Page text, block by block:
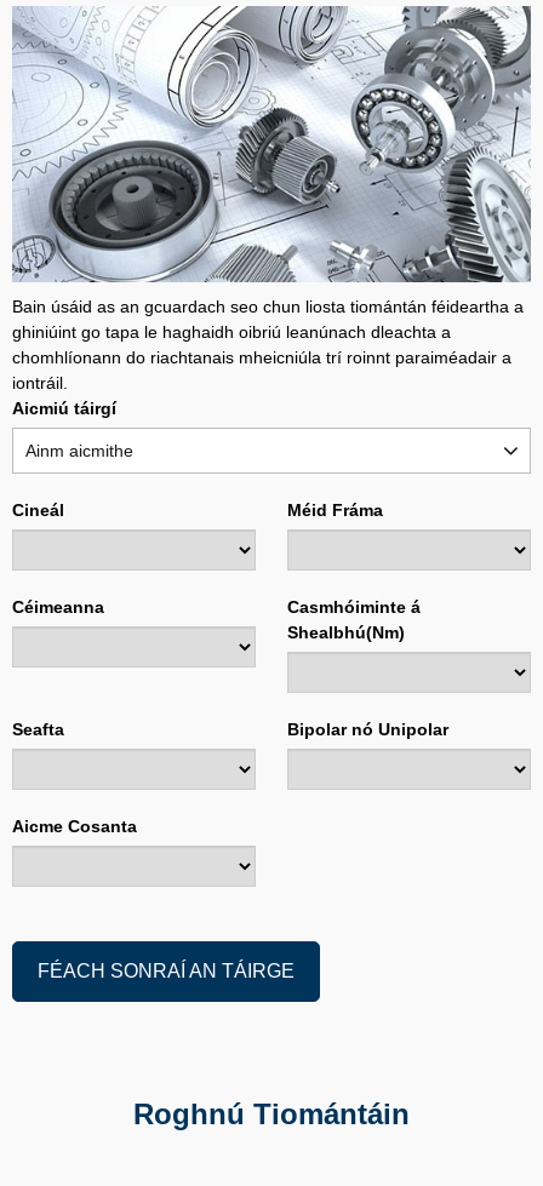
Bain úsáid as an gcuardach seo chun liosta tiomántán féideartha a
ghiniúint go tapa le haghaidh oibriú leanúnach dleachta a
chomhlíonann do riachtanais mheicniúla trí roinnt paraiméadair a
iontráil.
Aicmiú táirgí
Ainm aicmithe
Cineál Méid Fráma
Céimeanna
Casmhóiminte á
Shealbhú(Nm)
Seafta Bipolar nó Unipolar
Aicme Cosanta
FÉACH SONRAÍ AN TÁIRGE
Roghnú Tiomántáin